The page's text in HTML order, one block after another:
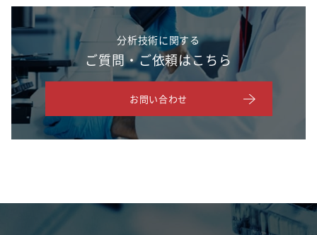
分析技術に関する
ご質問・ご依頼はこちら
お問い合わせ